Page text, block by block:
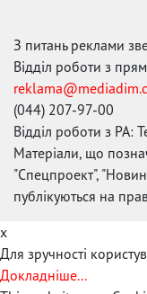
З питань реклами
Відділ роботи з
(044) 207-97-00
Відділ роботи з РА:
Матеріали, що
"Спецпроект",
публікуються на
x
Для зручності
Докладніше...